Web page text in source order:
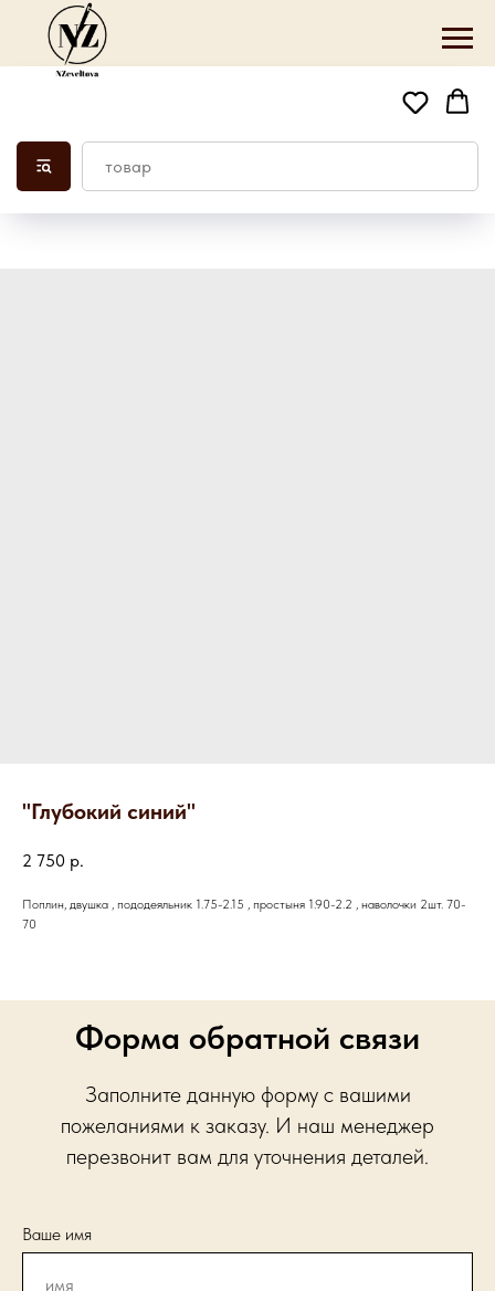
"Глубокий синий"
2 750 р.
Поплин, двушка , пододеяльник 1.75-2.15 , простыня 1.90-2.2 , наволочки 2шт. 70-
70
Форма обратной связи
Заполните данную форму с вашими
пожеланиями к заказу. И наш менеджер
перезвонит вам для уточнения деталей.
Ваше имя